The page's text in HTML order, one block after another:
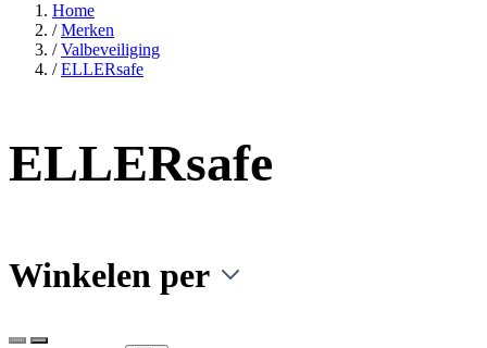
Home
/ Merken
/ Valbeveiliging
/ ELLERsafe
ELLERsafe
Winkelen per